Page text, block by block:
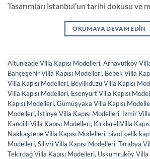
Tasarımları İstanbul’un tarihi dokusu ve
OKUMAYA DEVAM EDIN
Altunizade Villa Kapısı Modelleri,Arnavutköy
Bahçeşehir Villa Kapısı Modelleri, Bebek Villa
Villa Kapısı Modelleri, Beylikdüzü Villa Kapısı
Villa Kapısı Modelleri, Esenyurt Villa Kapısı
Kapısı Modelleri,Gümüşyaka Villa Kapısı
Modelleri, İstinye Villa Kapısı Modelleri, İzmir
Kandilli Villa Kapısı Modelleri, KırklareliVilla
Nakkaştepe Villa Kapısı Modelleri, pivot çelik
Modelleri,Silivri Villa Kapısı Modelleri,Tarabya
Tekirdağ Villa Kapısı Modelleri, Uskumruköy Villa